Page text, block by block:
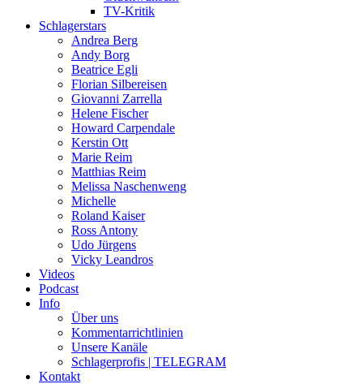
TV-Kritik
Schlagerstars
Andrea Berg
Andy Borg
Beatrice Egli
Florian Silbereisen
Giovanni Zarrella
Helene Fischer
Howard Carpendale
Kerstin Ott
Marie Reim
Matthias Reim
Melissa Naschenweng
Michelle
Roland Kaiser
Ross Antony
Udo Jürgens
Vicky Leandros
Videos
Podcast
Info
Über uns
Kommentarrichtlinien
Unsere Kanäle
Schlagerprofis | TELEGRAM
Kontakt